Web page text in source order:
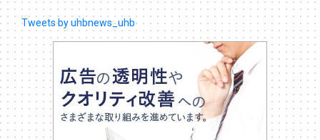
Tweets by uhbnews_uhb